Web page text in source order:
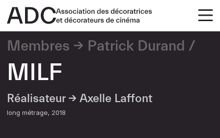
Membres Patrick Durand
MILF
Réalisateur → Axelle Laffont
long métrage 2018